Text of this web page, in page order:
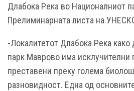
Длабока Река во Националниот
Прелиминарната листа на
-Локалитетот Длабока Река
парк Маврово има исклучителни
преставени преку голема
разновидност. Една од